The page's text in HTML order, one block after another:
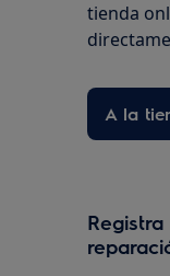
tienda
A la